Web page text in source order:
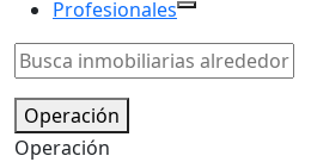
Profesionales
Operación
Operación